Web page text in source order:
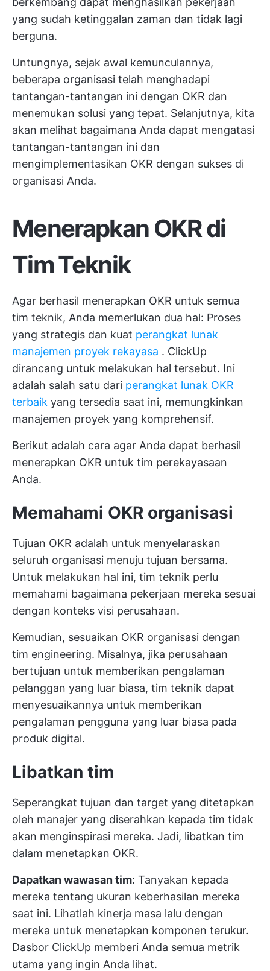
yang sudah ketinggalan zaman dan tidak lagi
berguna.
Untungnya, sejak awal kemunculannya,
beberapa organisasi telah menghadapi
tantangan-tantangan ini dengan OKR dan
menemukan solusi yang tepat. Selanjutnya, kita
akan melihat bagaimana Anda dapat mengatasi
tantangan-tantangan ini dan
mengimplementasikan OKR dengan sukses di
organisasi Anda.
Menerapkan OKR di
Tim Teknik
Agar berhasil menerapkan OKR untuk semua
tim teknik, Anda memerlukan dua hal: Proses
yang strategis dan kuat perangkat lunak
manajemen proyek rekayasa . ClickUp
dirancang untuk melakukan hal tersebut. Ini
adalah salah satu dari perangkat lunak OKR
terbaik yang tersedia saat ini, memungkinkan
manajemen proyek yang komprehensif.
Berikut adalah cara agar Anda dapat berhasil
menerapkan OKR untuk tim perekayasaan
Anda.
Memahami OKR organisasi
Tujuan OKR adalah untuk menyelaraskan
seluruh organisasi menuju tujuan bersama.
Untuk melakukan hal ini, tim teknik perlu
memahami bagaimana pekerjaan mereka sesuai
dengan konteks visi perusahaan.
Kemudian, sesuaikan OKR organisasi dengan
tim engineering. Misalnya, jika perusahaan
bertujuan untuk memberikan pengalaman
pelanggan yang luar biasa, tim teknik dapat
menyesuaikannya untuk memberikan
pengalaman pengguna yang luar biasa pada
produk digital.
Libatkan tim
Seperangkat tujuan dan target yang ditetapkan
oleh manajer yang diserahkan kepada tim tidak
akan menginspirasi mereka. Jadi, libatkan tim
dalam menetapkan OKR.
Dapatkan wawasan tim: Tanyakan kepada
mereka tentang ukuran keberhasilan mereka
saat ini. Lihatlah kinerja masa lalu dengan
mereka untuk menetapkan komponen terukur.
Dasbor ClickUp memberi Anda semua metrik
utama yang ingin Anda lihat.